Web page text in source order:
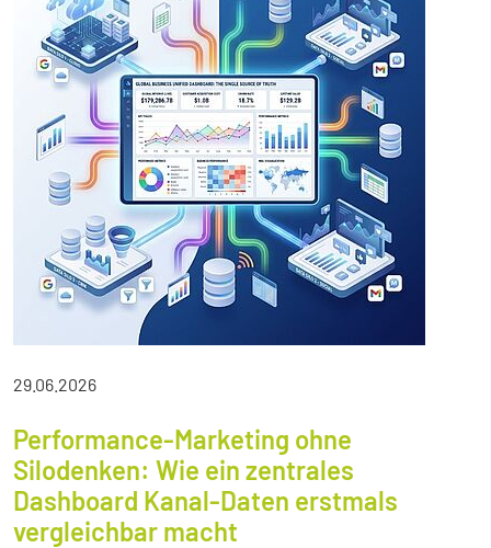
29.06.2026
Performance-Marketing ohne
Silodenken: Wie ein zentrales
Dashboard Kanal-Daten erstmals
vergleichbar macht